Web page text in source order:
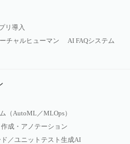
リ導入
チャルヒューマン
AI FAQシステム
（AutoML／MLOps）
成・アノテーション
／ユニットテスト生成AI